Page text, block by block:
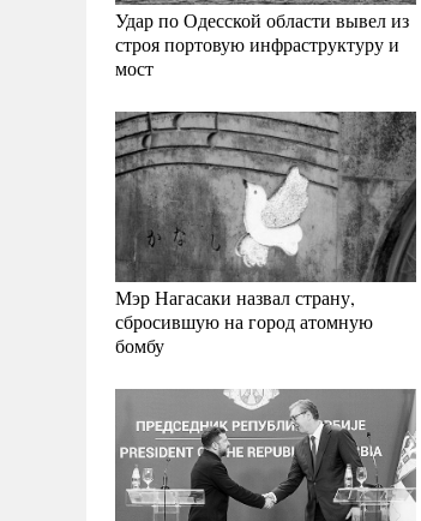
Удар по Одесской области вывел из
строя портовую инфраструктуру и
мост
Мэр Нагасаки назвал страну,
сбросившую на город атомную
бомбу